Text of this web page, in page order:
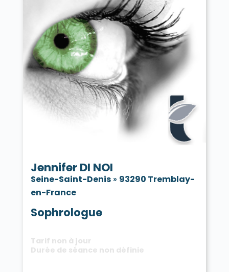
Jennifer DI NOI
Seine-Saint-Denis» 93290 Tremblay-
en-France
Sophrologue
Tarif non à jour
Durée de séance non définie